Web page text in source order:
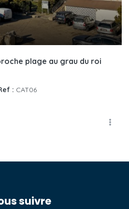
plage au grau du roi
: CAT06
suivre